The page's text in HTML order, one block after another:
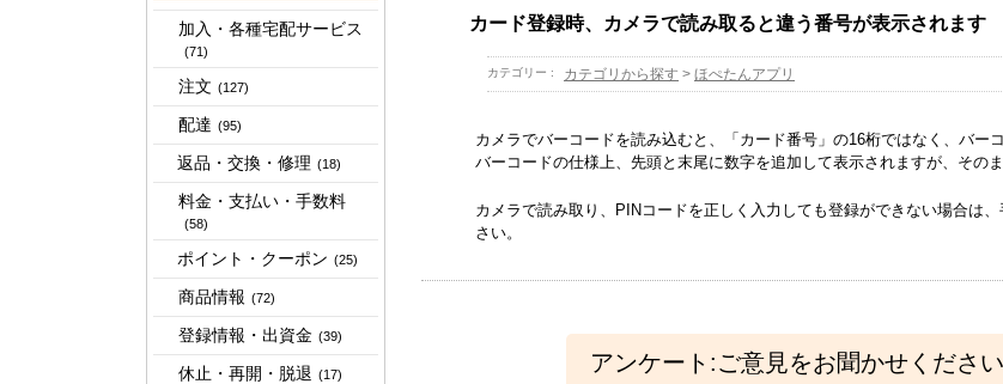
加入・各種宅配サービス
(71)
注文 (127)
配達 (95)
返品・交換・修理 (18)
料金・支払い・手数料
(58)
ポイント・クーポン (25)
商品情報 (72)
登録情報・出資金 (39)
休止・再開・脱退 (17)
カード登録時、カメラで読み取ると違う番号が表示されます
カテゴリー : カテゴリから探す > ほぺたんアプリ
カメラでバーコードを読み込むと、「カード番号」の16桁ではなく、バー
バーコードの仕様上、先頭と末尾に数字を追加して表示されますが、その
カメラで読み取り、PINコードを正しく入力しても登録ができない場合は
さい。
アンケート:ご意見をお聞かせください